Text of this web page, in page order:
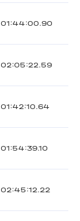
01:44:00.90
02:05:22.59
01:42:10.64
01:54:39.10
02:45:12.22